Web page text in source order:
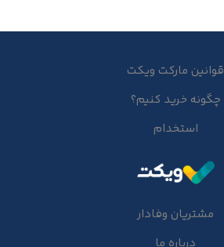
قوانین مارکت ویکت
چگونه خرید کنیم؟
استخدام
مشتریان وفادار